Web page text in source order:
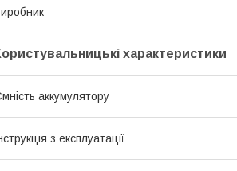
характеристики
аккумулятору
з експлуатації